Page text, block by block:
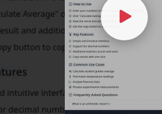
Watch Video